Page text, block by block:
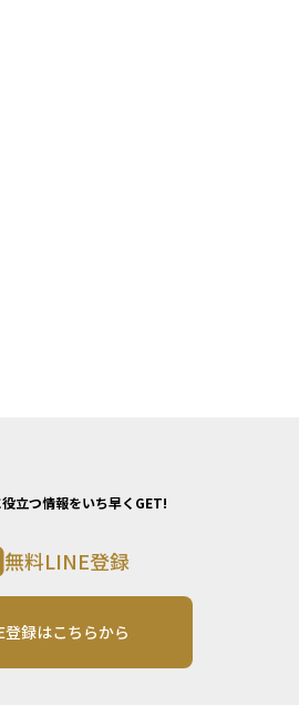
立つ情報をいち早くGET!
無料LINE登録
登録はこちらから